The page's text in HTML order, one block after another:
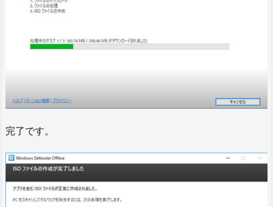
完了です。